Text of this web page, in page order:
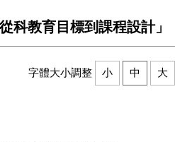
科教育目標到課程設計」
字體大小調整 小 中
大